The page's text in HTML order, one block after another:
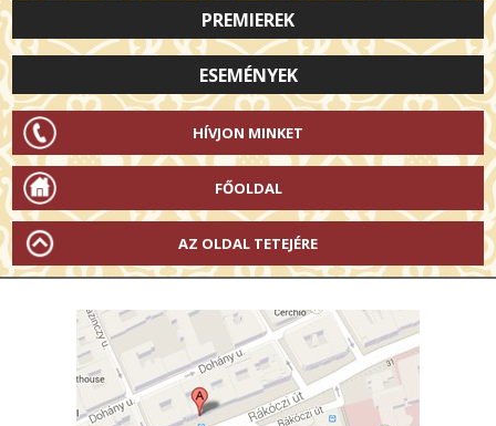
PREMIEREK
ESEMÉNYEK
HÍVJON MINKET
FŐOLDAL
AZ OLDAL TETEJÉRE